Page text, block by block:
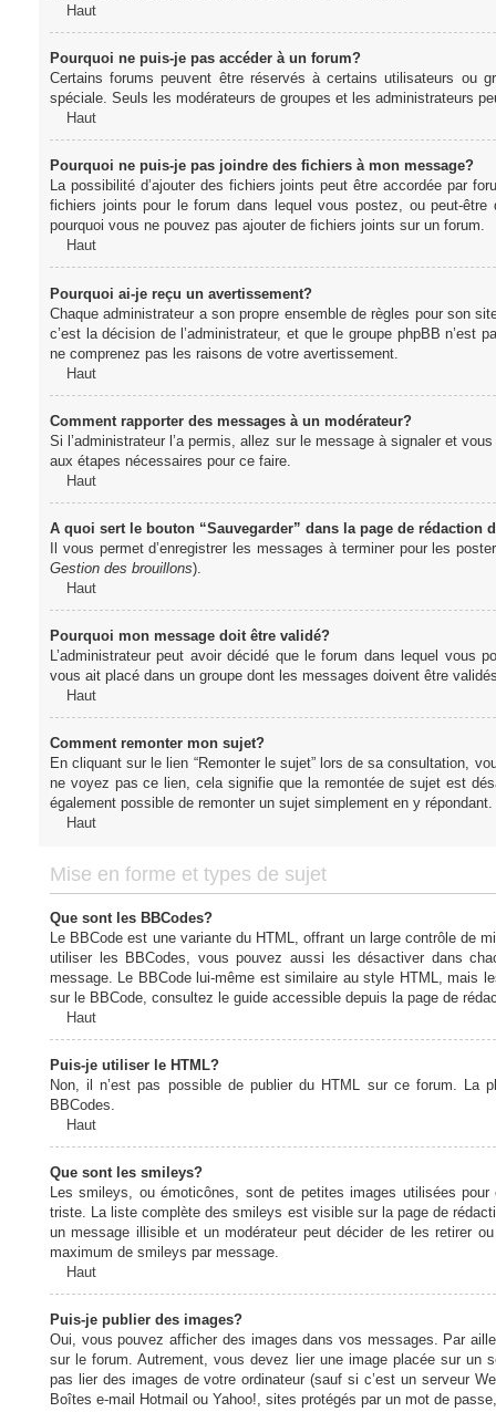
Haut
Pourquoi ne puis-je pas accéder à un forum?
Certains forums peuvent être réservés à certains utilisateurs ou
spéciale. Seuls les modérateurs de groupes et les administrateurs
Haut
Pourquoi ne puis-je pas joindre des fichiers à mon message?
La possibilité d’ajouter des fichiers joints peut être accordée par
fichiers joints pour le forum dans lequel vous postez, ou peut-
pourquoi vous ne pouvez pas ajouter de fichiers joints sur un forum.
Haut
Pourquoi ai-je reçu un avertissement?
Chaque administrateur a son propre ensemble de règles pour son
c’est la décision de l’administrateur, et que le groupe phpBB n’est
ne comprenez pas les raisons de votre avertissement.
Haut
Comment rapporter des messages à un modérateur?
Si l’administrateur l’a permis, allez sur le message à signaler et
aux étapes nécessaires pour ce faire.
Haut
A quoi sert le bouton “Sauvegarder” dans la page de rédaction
Il vous permet d’enregistrer les messages à terminer pour les
Gestion des brouillons).
Haut
Pourquoi mon message doit être validé?
L’administrateur peut avoir décidé que le forum dans lequel vous
vous ait placé dans un groupe dont les messages doivent être
Haut
Comment remonter mon sujet?
En cliquant sur le lien “Remonter le sujet” lors de sa consultation,
ne voyez pas ce lien, cela signifie que la remontée de sujet est
également possible de remonter un sujet simplement en y
Haut
Mise en forme et types de sujet
Que sont les BBCodes?
Le BBCode est une variante du HTML, offrant un large contrôle de
utiliser les BBCodes, vous pouvez aussi les désactiver dans
message. Le BBCode lui-même est similaire au style HTML, mais
sur le BBCode, consultez le guide accessible depuis la page de
Haut
Puis-je utiliser le HTML?
Non, il n’est pas possible de publier du HTML sur ce forum. La
BBCodes.
Haut
Que sont les smileys?
Les smileys, ou émoticônes, sont de petites images utilisées
triste. La liste complète des smileys est visible sur la page de
un message illisible et un modérateur peut décider de les retirer
maximum de smileys par message.
Haut
Puis-je publier des images?
Oui, vous pouvez afficher des images dans vos messages. Par
sur le forum. Autrement, vous devez lier une image placée sur un
pas lier des images de votre ordinateur (sauf si c’est un serveur
Boîtes e-mail Hotmail ou Yahoo!, sites protégés par un mot de